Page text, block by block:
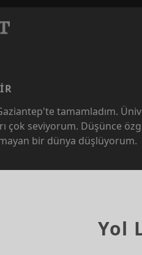
tamamladım.
çok seviyorum. Düşünce
bir dünya düşlüyorum.
Yol